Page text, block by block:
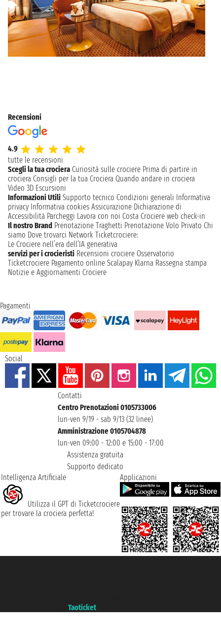
Recensioni
4.9
tutte le recensioni
Scegli la tua crociera Curiosità sulle crociere Prima di partire in
crociera Consigli per la tua Crociera Quando andare in crociera
Video 3D Escursioni
Informazioni Utili Supporto tecnico Condizioni generali Informativa
privacy Informativa cookies Assicurazione Dichiarazione di
Accessibilità Parcheggi Lavora con noi Costa Crociere web check-in
Il nostro Brand Prenotazione Traghetti Prenotazione Volo Privato Chi
siamo Dove trovarci Network Ticketcrociere:
Le Crociere nell’era dell’IA generativa
servizi per i crocieristi Recensioni crociere Osservatorio
Ticketcrociere Pagamento online Scalapay Klarna Rassegna stampa
Notizie e Aggiornamenti Crociere
Pagamenti
Social
Contatti
Centro Prenotazioni 0105733006
lun-ven 9/19 - sab 9/13 (32 linee)
Amministrazione 0105704878
lun-ven 09:00 - 12:00 e 15:00 - 17:00
Assistenza gratuita
Supporto dedicato
Intelligenza Artificiale
Utilizza il GPT di Ticketcrociere
per trovare la crociera perfetta!
Applicazioni
Taoticket